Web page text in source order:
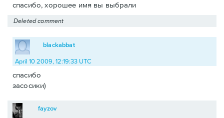
спасибо, хорошее имя вы выбрали
Deleted comment
blackabbat
April 10 2009, 12:19:33 UTC
спасибо
засосики)
fayzov